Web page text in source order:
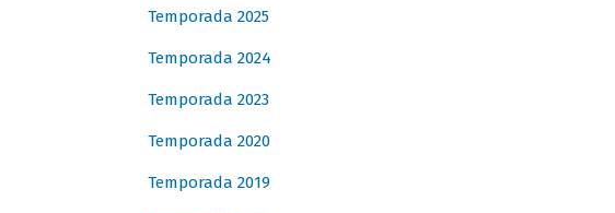
Temporada 2025
Temporada 2024
Temporada 2023
Temporada 2020
Temporada 2019